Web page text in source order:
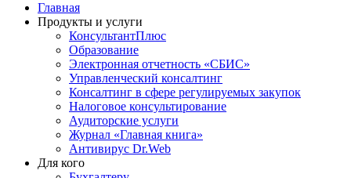
Главная
Продукты и услуги
КонсультантПлюс
Образование
Электронная отчетность «СБИС»
Управленческий консалтинг
Консалтинг в сфере регулируемых закупок
Налоговое консультирование
Аудиторские услуги
Журнал «Главная книга»
Антивирус Dr.Web
Для кого